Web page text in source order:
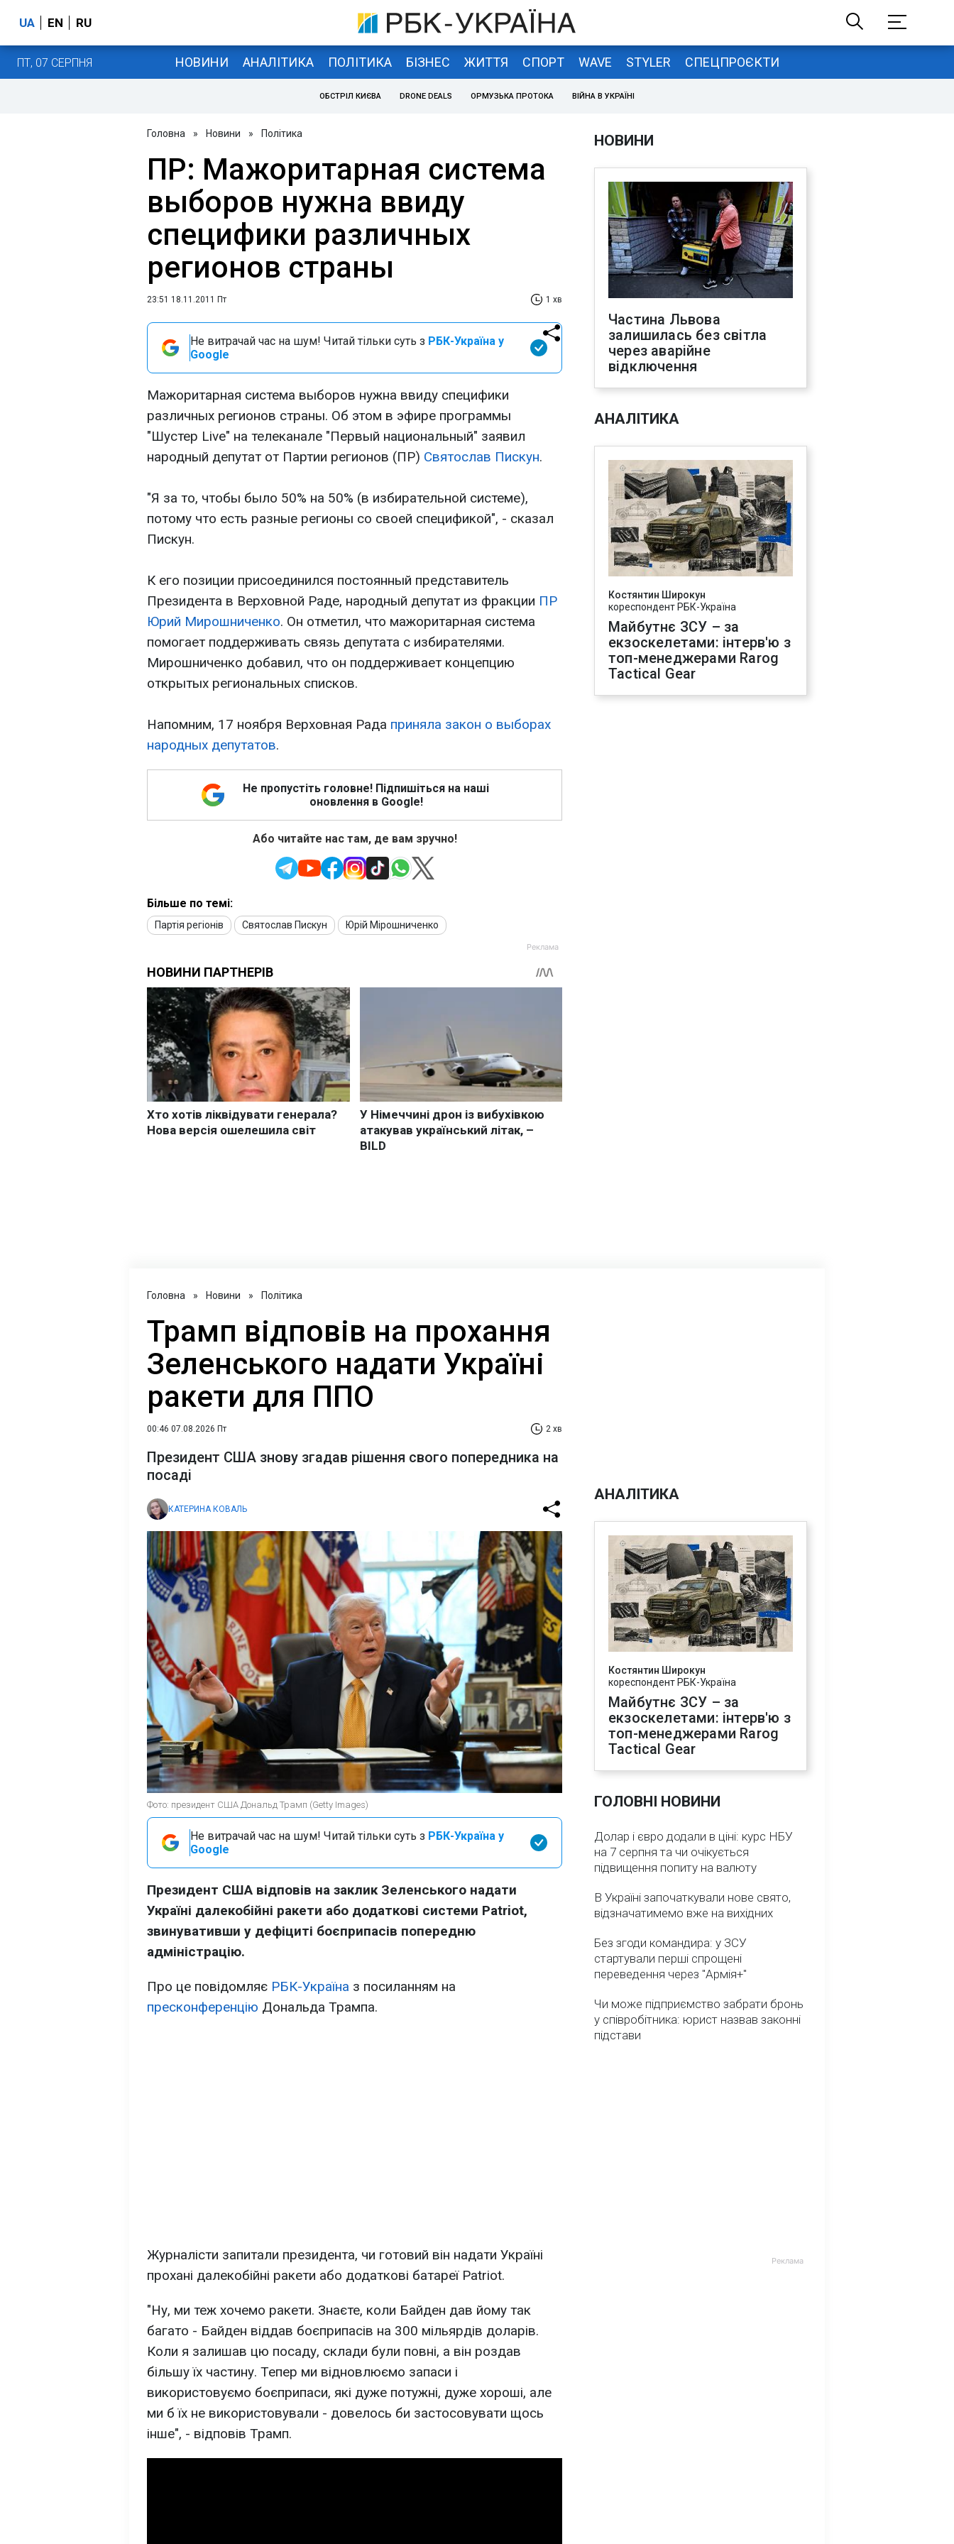
UA EN RU
ПТ, 07 СЕРПНЯ НОВИНИ АНАЛІТИКА ПОЛІТИКА БІЗНЕС ЖИТТЯ СПОРТ WAVE STYLER СПЕЦПРОЄКТИ
ОБСТРІЛ КИЄВА DRONE DEALS ОРМУЗЬКА ПРОТОКА ВІЙНА В УКРАЇНІ
Головна » Новини » Політика
ПР: Мажоритарная система
выборов нужна ввиду
специфики различных
регионов страны
23:51 18.11.2011 Пт 1 хв
Не витрачай час на шум! Читай тільки суть з РБК-Україна у
Google
Мажоритарная система выборов нужна ввиду специфики
различных регионов страны. Об этом в эфире программы
"Шустер Live" на телеканале "Первый национальный" заявил
народный депутат от Партии регионов (ПР) Святослав Пискун.
"Я за то, чтобы было 50% на 50% (в избирательной системе),
потому что есть разные регионы со своей спецификой", - сказал
Пискун.
К его позиции присоединился постоянный представитель
Президента в Верховной Раде, народный депутат из фракции ПР
Юрий Мирошниченко. Он отметил, что мажоритарная система
помогает поддерживать связь депутата с избирателями.
Мирошниченко добавил, что он поддерживает концепцию
открытых региональных списков.
Напомним, 17 ноября Верховная Рада приняла закон о выборах
народных депутатов.
Не пропустіть головне! Підпишіться на наші
оновлення в Google!
Або читайте нас там, де вам зручно!
Більше по темі:
Партія регіонів Святослав Пискун Юрій Мірошниченко
НОВИНИ
Частина Львова
залишилась без світла
через аварійне
відключення
АНАЛІТИКА
Костянтин Широкун
кореспондент РБК-Україна
Майбутнє ЗСУ – за
екзоскелетами: інтерв'ю з
топ-менеджерами Rarog
Tactical Gear
Головна » Новини » Політика
Трамп відповів на прохання
Зеленського надати Україні
ракети для ППО
00:46 07.08.2026 Пт 2 хв
Президент США знову згадав рішення свого попередника на
посаді
КАТЕРИНА КОВАЛЬ
Фото: президент США Дональд Трамп (Getty Images)
Не витрачай час на шум! Читай тільки суть з РБК-Україна у
Google
Президент США відповів на заклик Зеленського надати
Україні далекобійні ракети або додаткові системи Patriot,
звинувативши у дефіциті боєприпасів попередню
адміністрацію.
Про це повідомляє РБК-Україна з посиланням на
пресконференцію Дональда Трампа.
Журналісти запитали президента, чи готовий він надати Україні
прохані далекобійні ракети або додаткові батареї Patriot.
"Ну, ми теж хочемо ракети. Знаєте, коли Байден дав йому так
багато - Байден віддав боєприпасів на 300 мільярдів доларів.
Коли я залишав цю посаду, склади були повні, а він роздав
більшу їх частину. Тепер ми відновлюємо запаси і
використовуємо боєприпаси, які дуже потужні, дуже хороші, але
ми б їх не використовували - довелось би застосовувати щось
інше", - відповів Трамп.
АНАЛІТИКА
Костянтин Широкун
кореспондент РБК-Україна
Майбутнє ЗСУ – за
екзоскелетами: інтерв'ю з
топ-менеджерами Rarog
Tactical Gear
ГОЛОВНІ НОВИНИ
Долар і євро додали в ціні: курс НБУ
на 7 серпня та чи очікується
підвищення попиту на валюту
В Україні започаткували нове свято,
відзначатимемо вже на вихідних
Без згоди командира: у ЗСУ
стартували перші спрощені
переведення через "Армія+"
Чи може підприємство забрати бронь
у співробітника: юрист назвав законні
підстави